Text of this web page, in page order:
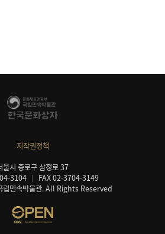
저작권정책
울시 종로구 삼청로 37
3104
FAX 02-3704-3149
민속박물관. All Rights Reserved